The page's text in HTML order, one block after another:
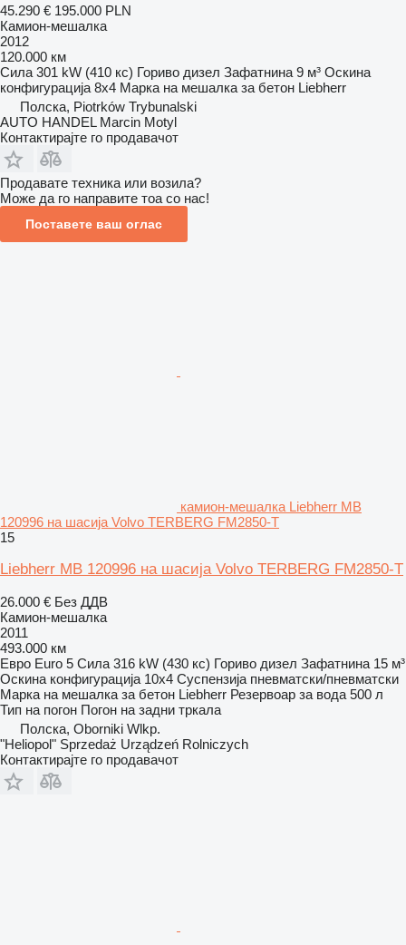
45.290 € 195.000 PLN
Камион-мешалка
2012
120.000 км
Сила 301 kW (410 кс) Гориво дизел Зафатнина 9 м³ Оскина
конфигурација 8x4 Марка на мешалка за бетон Liebherr
Полска, Piotrków Trybunalski
AUTO HANDEL Marcin Motyl
Контактирајте го продавачот
Продавате техника или возила?
Може да го направите тоа со нас!
Поставете ваш оглас
камион-мешалка Liebherr MB
120996 на шасија Volvo TERBERG FM2850-T
15
Liebherr MB 120996 на шасија Volvo TERBERG FM2850-T
26.000 € Без ДДВ
Камион-мешалка
2011
493.000 км
Евро Euro 5 Сила 316 kW (430 кс) Гориво дизел Зафатнина 15 м³
Оскина конфигурација 10x4 Суспензија пневматски/пневматски
Марка на мешалка за бетон Liebherr Резервоар за вода 500 л
Тип на погон Погон на задни тркала
Полска, Oborniki Wlkp.
"Heliopol" Sprzedaż Urządzeń Rolniczych
Контактирајте го продавачот